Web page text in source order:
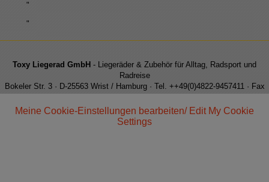
"
"
Toxy Liegerad GmbH - Liegeräder & Zubehör für Alltag, Radsport und
Radreise
Bokeler Str. 3 · D-25563 Wrist / Hamburg · Tel. ++49(0)4822-9457411 · Fax
++49(0)4822-9457413 · e-Mail: info@toxy.de
Meine Cookie-Einstellungen bearbeiten/ Edit My Cookie
Settings